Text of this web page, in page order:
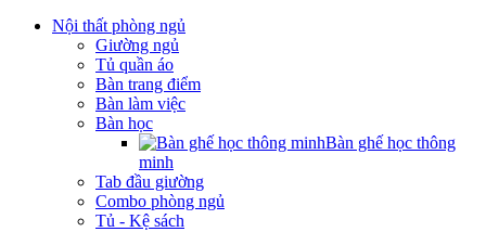
Nội thất phòng ngủ
Giường ngủ
Tủ quần áo
Bàn trang điểm
Bàn làm việc
Bàn học
Bàn ghế học thông
minh
Tab đầu giường
Combo phòng ngủ
Tủ - Kệ sách